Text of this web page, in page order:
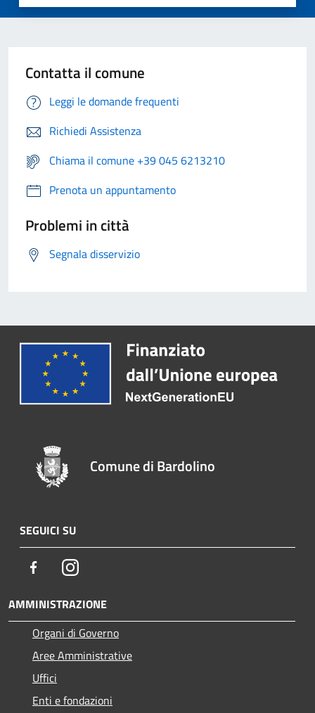
Contatta il comune
Leggi le domande frequenti
Richiedi Assistenza
Chiama il comune +39 045 6213210
Prenota un appuntamento
Problemi in città
Segnala disservizio
Comune di Bardolino
SEGUICI SU
FacebookInstagram
AMMINISTRAZIONE
Organi di Governo
Aree Amministrative
Uffici
Enti e fondazioni